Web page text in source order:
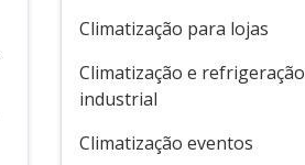
Climatização para lojas
Climatização e refrigeração
industrial
Climatização eventos